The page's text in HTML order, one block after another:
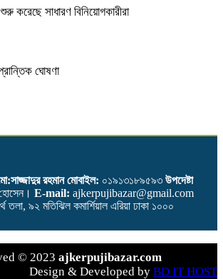
করেছে সাধারণ বিনিয়োগকারীরা
ঘোষণা
রহমান মোবাইল: ০১৯১৩১৮৯৫৯৩ উপদেষ্টা
E-mail: ajkerpujibazar@gmail.com
তলা, ৯২ মতিঝিল কমার্শিয়াল এরিয়া ঢাকা ১০০০
© 2023 ajkerpujibazar.com
Design & Developed by BD IT HOST